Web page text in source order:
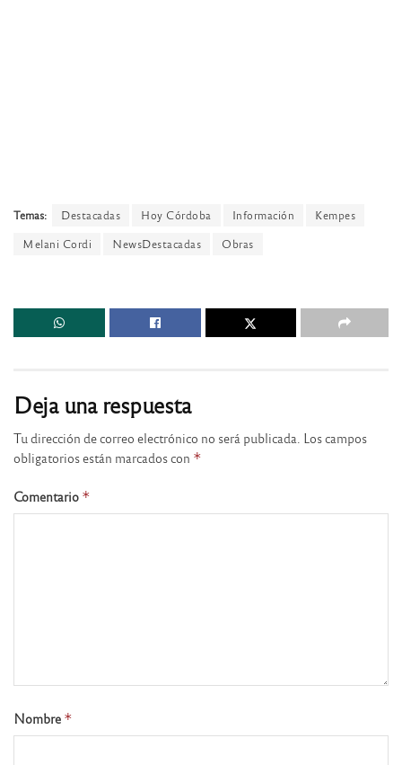
Temas: Destacadas Hoy Córdoba Información
Kempes
Melani Cordi
NewsDestacadas Obras
Deja una respuesta
Tu dirección de correo electrónico no será publicada. Los campos
obligatorios están marcados con *
Comentario *
Nombre *